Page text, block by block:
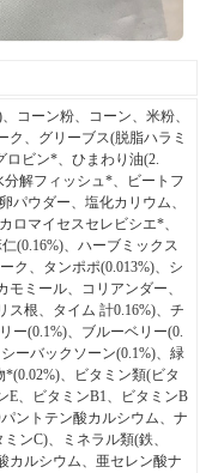
コーン粉、コーン、米粉、
ク、グリーブス(脱脂ハラミ
ロビン*、ひまわり油(2.
解フィッシュ*、ビートフ
パウダー、塩化カリウム、
ロマイセスセレビシエ*、
(0.16%)、ハーブミックス
ク、タンポポ(0.013%)、シ
モミール、コリアンダー、
ス根、タイム 計0.16%)、チ
ー(0.1%)、ブルーベリー(0.
ーバックソーン(0.1%)、緑
、ビタミン類(ビタ
E、ビタミンB1、ビタミンB
ントテン酸カルシウム、ナ
ンC)、ミネラル類(鉄、
カルシウム、亜セレン酸ナ